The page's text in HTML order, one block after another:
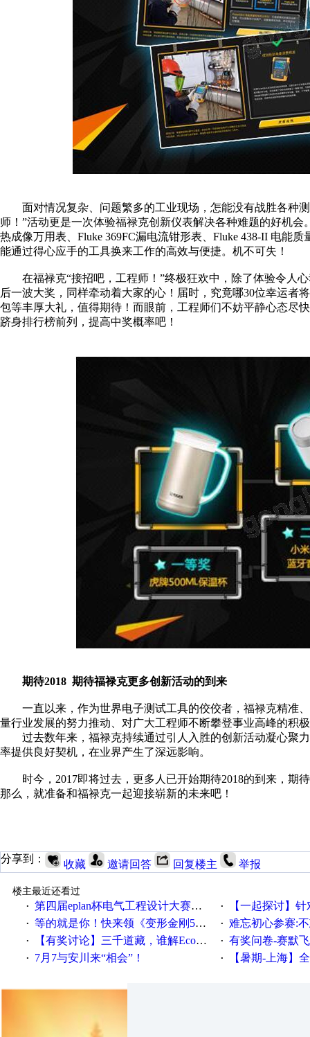
面对情况复杂、问题繁多的工业现场，怎能没有战胜各种
师！”活动更是一次体验福禄克创新仪表解决各种难题的好机
热成像万用表、Fluke 369FC漏电流钳形表、Fluke 438-II 电能
能通过得心应手的工具换来工作的高效与便捷。机不可失！
在福禄克“接招吧，工程师！”终极狂欢中，除了体验令人
后一波大奖，同样牵动着大家的心！届时，究竟哪30位幸运者
包等丰厚大礼，值得期待！而眼前，工程师们不妨平静心态尽
跻身排行榜前列，提高中奖概率吧！
期待2018 期待福禄克更多创新活动的到来
一直以来，作为世界电子测试工具的佼佼者，福禄克精准
量行业发展的努力推动、对广大工程师不断攀登事业高峰的积
过去数年来，福禄克持续通过引人入胜的创新活动凝心聚
率提供良好契机，在业界产生了深远影响。
时今，2017即将过去，更多人已开始期待2018的到来，
那么，就准备和福禄克一起迎接崭新的未来吧！
分享到： 收藏 邀请回答 回复楼主 举报
楼主最近还看过
· 第四届eplan杯电气工程设计大赛报名啦！！！ · 【一起探讨】针对机床业的
· 等的就是你！快来领《变形金刚5》观影券 · 难忘初心参赛:
· 【有奖讨论】三千道藏，谁解EcoStruxureMA领域之谜？ · 有奖问卷-赛默飞精细
· 7月7与安川来“相会”！ · 【暑期-上海】全国工业